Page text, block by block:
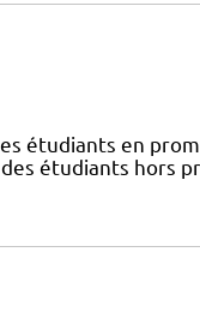
des étudiants en
étudiants hors